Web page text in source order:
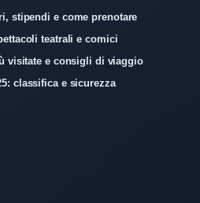
stipendi e come prenotare
teatrali e comici
visitate e consigli di viaggio
classifica e sicurezza